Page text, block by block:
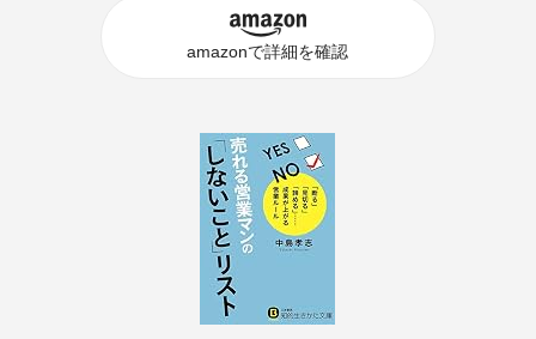
amazonで詳細を確認